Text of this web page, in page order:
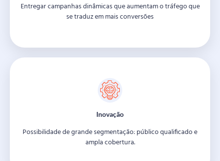
Entregar campanhas dinâmicas que aumentam o tráfego que
se traduz em mais conversões
Inovação
Possibilidade de grande segmentação: público qualificado e
ampla cobertura.